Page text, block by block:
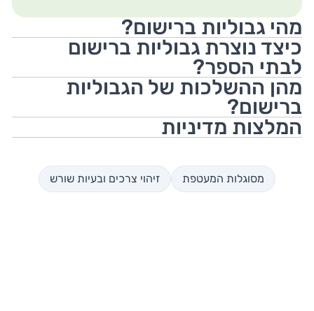
מהי גבוליות ברישום?
כיצד נוצרת גבוליות ברישום
לבתי הספר?
מהן ההשלכות של הגבוליות
ברישום?
המלצות מדיניות
מסוגלות המעטפת זיהוי צרכים ובעיות שורש